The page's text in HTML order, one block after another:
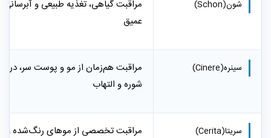
شون(Schon)
مراقبت گیاهی، تغذیه طبیعی و آبرسانی
عمیق
سینره(Cinere)
مراقبت هم‌زمان از مو و پوست سر،
شوره و التهاب
سریتا(Cerita)
مراقبت تخصصی از موهای رنگ‌شده و